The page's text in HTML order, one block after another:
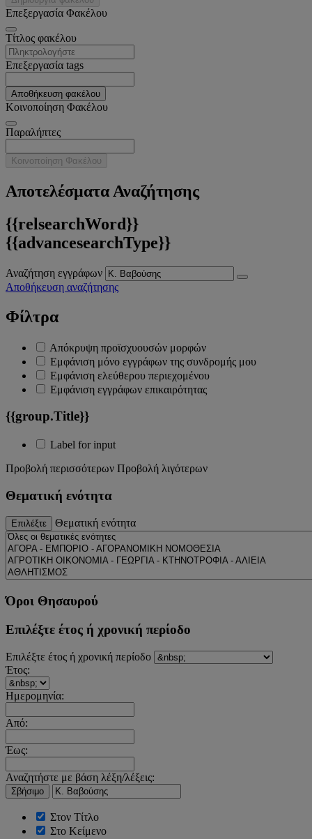
Επεξεργασία Φακέλου
Tίτλος φακέλου
Επεξεργασία tags
Αποθήκευση φακέλου
Κοινοποίηση Φακέλου
Παραλήπτες
Κοινοποίηση Φακέλου
Αποτελέσματα Αναζήτησης
{{relsearchWord}}
{{advancesearchType}}
Αναζήτηση εγγράφων
Αποθήκευση αναζήτησης
Φίλτρα
Απόκρυψη προϊσχυουσών μορφών
Εμφάνιση μόνο εγγράφων της συνδρομής μου
Εμφάνιση ελεύθερου περιεχομένου
Εμφάνιση εγγράφων επικαιρότητας
{{group.Title}}
Label for input
Προβολή περισσότερων Προβολή λιγότερων
Θεματική ενότητα
Επιλέξτε Θεματική ενότητα
Όροι Θησαυρού
Επιλέξτε έτος ή χρονική περίοδο
Επιλέξτε έτος ή χρονική περίοδο
Έτος:
Ημερομηνία:
Από:
Έως:
Αναζητήστε με βάση λέξη/λέξεις:
Σβήσιμο
Στον Τίτλο
Στο Κείμενο